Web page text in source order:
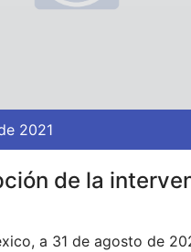
2021
de la
a 31 de agosto de